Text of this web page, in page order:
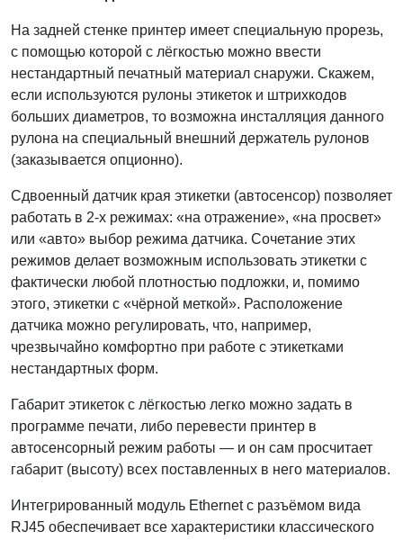
На задней стенке принтер имеет специальную прорезь,
с помощью которой с лёгкостью можно ввести
нестандартный печатный материал снаружи. Скажем,
если используются рулоны этикеток и штрихкодов
больших диаметров, то возможна инсталляция данного
рулона на специальный внешний держатель рулонов
(заказывается опционно).
Сдвоенный датчик края этикетки (автосенсор) позволяет
работать в 2-х режимах: «на отражение», «на просвет»
или «авто» выбор режима датчика. Сочетание этих
режимов делает возможным использовать этикетки с
фактически любой плотностью подложки, и, помимо
этого, этикетки с «чёрной меткой». Расположение
датчика можно регулировать, что, например,
чрезвычайно комфортно при работе с этикетками
нестандартных форм.
Габарит этикеток с лёгкостью легко можно задать в
программе печати, либо перевести принтер в
автосенсорный режим работы — и он сам просчитает
габарит (высоту) всех поставленных в него материалов.
Интегрированный модуль Ethernet с разъёмом вида
RJ45 обеспечивает все характеристики классического